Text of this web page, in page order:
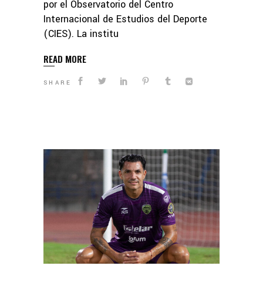
por el Observatorio del Centro
Internacional de Estudios del Deporte
(CIES). La institu
READ MORE
SHARE